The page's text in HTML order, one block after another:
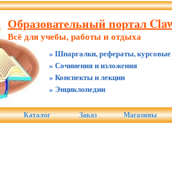
Образовательный портал
Всё для учебы, работы и отдыха
» Шпаргалки, рефераты, курсовые
» Сочинения и изложения
» Конспекты и лекции
» Энциклопедии
Каталог Заказ Магазины